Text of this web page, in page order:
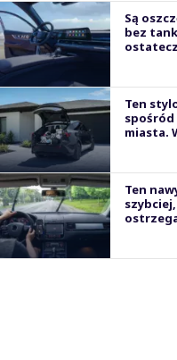
Są
bez
Ten
miasta.
Ten